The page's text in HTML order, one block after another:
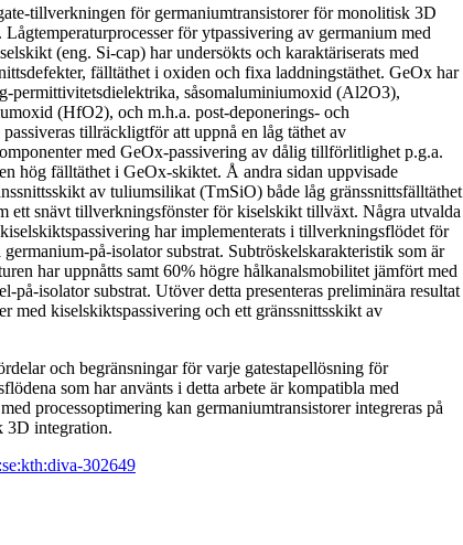
tillverkningen för germaniumtransistorer för monolitisk 3D
för ytpassivering av germanium med
(eng. Si-cap) har undersökts och karaktäriserats med
fälltäthet i oxiden och fixa laddningstäthet. GeOx har
permittivitetsdielektrika, såsomaluminiumoxid (Al2O3),
(HfO2), och m.h.a. post-deponerings- och
tillräckligtför att uppnå en låg täthet av
med GeOx-passivering av dålig tillförlitlighet p.g.a.
hög fälltäthet i GeOx-skiktet. Å andra sidan uppvisade
av tuliumsilikat (TmSiO) både låg gränssnittsfälltäthet
ett snävt tillverkningsfönster för kiselskikt tillväxt. Några utvalda
har implementerats i tillverkningsflödet för
på-isolator substrat. Subtröskelskarakteristik som är
har uppnåtts samt 60% högre hålkanalsmobilitet jämfört med
på-isolator substrat. Utöver detta presenteras preliminära resultat
med kiselskiktspassivering och ett gränssnittsskikt av
och begränsningar för varje gatestapellösning för
som har använts i detta arbete är kompatibla med
processoptimering kan germaniumtransistorer integreras på
3D integration.
302649